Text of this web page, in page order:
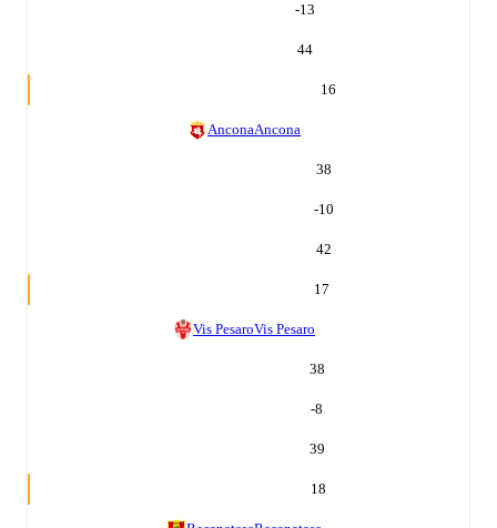
-13
44
16
AnconaAncona
38
-10
42
17
Vis PesaroVis Pesaro
38
-8
39
18